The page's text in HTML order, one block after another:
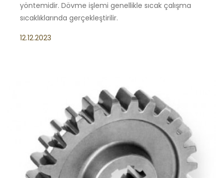
yöntemidir. Dövme işlemi genellikle sıcak çalışma
sıcaklıklarında gerçekleştirilir.
12.12.2023